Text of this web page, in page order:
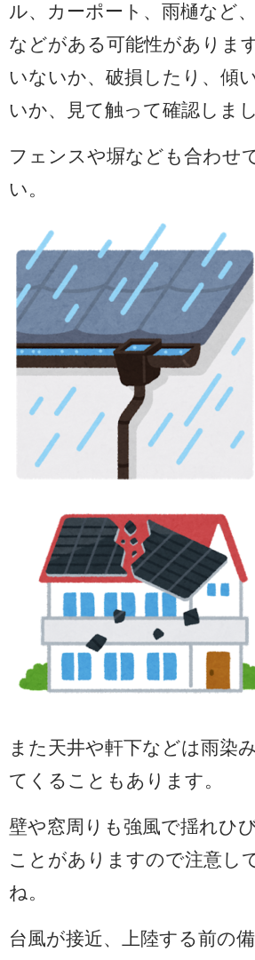
ル、カーポート、雨樋など
などがある可能性がありま
いないか、破損したり、傾
いか、見て触って確認しま
フェンスや塀なども合わせ
い。
また天井や軒下などは雨染
てくることもあります。
壁や窓周りも強風で揺れひ
ことがありますので注意し
ね。
台風が接近、上陸する前の